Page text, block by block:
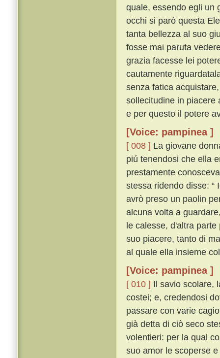
quale, essendo egli un
occhi si parò questa
tanta bellezza al suo
fosse mai paruta
grazia facesse lei
cautamente
senza fatica
sollecitudine in piacere
e per questo il potere
[Voice: pampinea ]
[ 008 ] La giovane
piú tenendosi che ella
prestamente
stessa ridendo disse: “
avrò preso un paolin
alcuna volta a
le calesse, d'altra
suo piacere, tanto di
al quale ella insieme
[Voice: pampinea ]
[ 010 ] Il savio scolare,
costei; e, credendosi
passare con varie
già detta di ciò seco
volentieri: per la qual
suo amor le scoperse